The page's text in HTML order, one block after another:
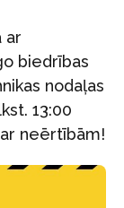
ar
biedrības
nodaļas
13:00
neērtībām!